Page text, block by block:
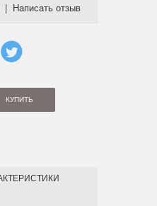
Написать отзыв